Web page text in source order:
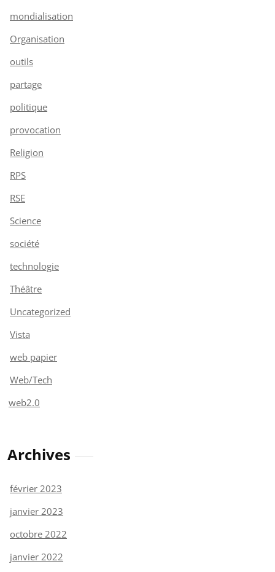
mondialisation
Organisation
outils
partage
politique
provocation
Religion
RPS
RSE
Science
société
technologie
Théâtre
Uncategorized
Vista
web papier
Web/Tech
web2.0
Archives
février 2023
janvier 2023
octobre 2022
janvier 2022